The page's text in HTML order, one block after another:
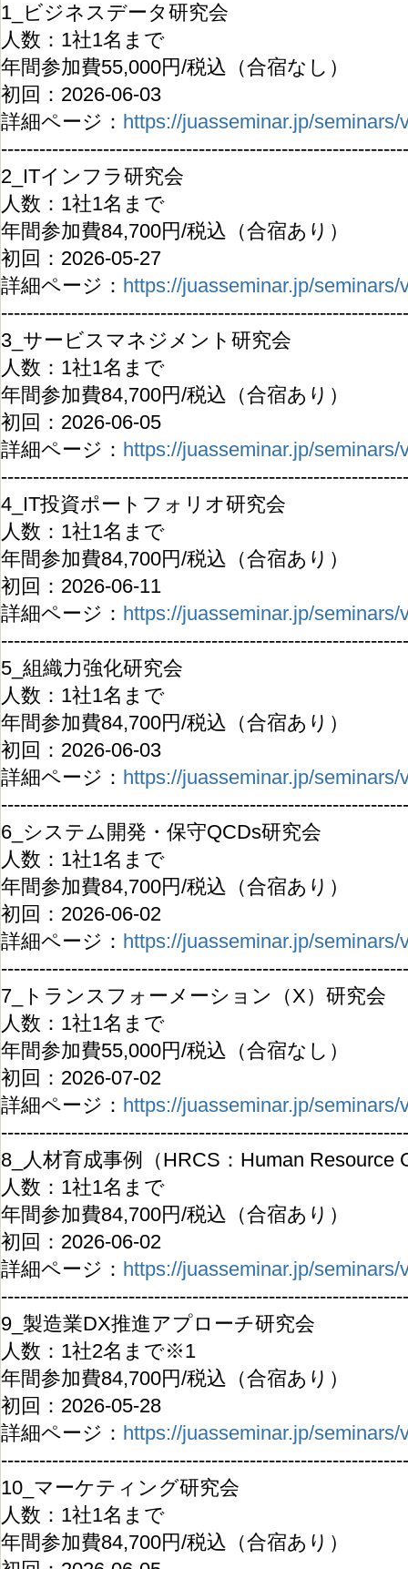
1_ビジネスデータ研究会
人数：1社1名まで
年間参加費55,000円/税込（合宿なし）
初回：2026-06-03
詳細ページ： https://juasseminar.jp/seminars/
2_ITインフラ研究会
人数：1社1名まで
年間参加費84,700円/税込（合宿あり）
初回：2026-05-27
詳細ページ： https://juasseminar.jp/seminars/
3_サービスマネジメント研究会
人数：1社1名まで
年間参加費84,700円/税込（合宿あり）
初回：2026-06-05
詳細ページ： https://juasseminar.jp/seminars/
4_IT投資ポートフォリオ研究会
人数：1社1名まで
年間参加費84,700円/税込（合宿あり）
初回：2026-06-11
詳細ページ： https://juasseminar.jp/seminars/
5_組織力強化研究会
人数：1社1名まで
年間参加費84,700円/税込（合宿あり）
初回：2026-06-03
詳細ページ： https://juasseminar.jp/seminars/
6_システム開発・保守QCDs研究会
人数：1社1名まで
年間参加費84,700円/税込（合宿あり）
初回：2026-06-02
詳細ページ： https://juasseminar.jp/seminars/
7_トランスフォーメーション（X）研究会
人数：1社1名まで
年間参加費55,000円/税込（合宿なし）
初回：2026-07-02
詳細ページ： https://juasseminar.jp/seminars/
8_人材育成事例（HRCS：Human Resource
人数：1社1名まで
年間参加費84,700円/税込（合宿あり）
初回：2026-06-02
詳細ページ： https://juasseminar.jp/seminars/
9_製造業DX推進アプローチ研究会
人数：1社2名まで※1
年間参加費84,700円/税込（合宿あり）
初回：2026-05-28
詳細ページ： https://juasseminar.jp/seminars/
10_マーケティング研究会
人数：1社1名まで
年間参加費84,700円/税込（合宿あり）